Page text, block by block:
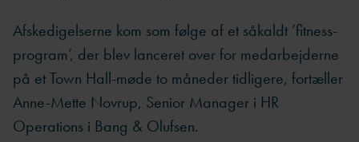
Afskedigelserne kom som følge af et såkaldt ’fitness-
program’, der blev lanceret over for medarbejderne
på et Town Hall-møde to måneder tidligere, fortæller
Anne-Mette Novrup, Senior Manager i HR
Operations i Bang & Olufsen.